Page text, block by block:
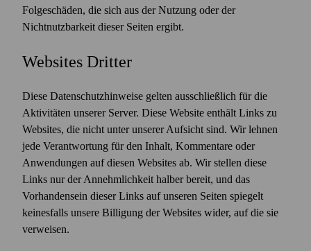
Folgeschäden, die sich aus der Nutzung oder der
Nichtnutzbarkeit dieser Seiten ergibt.
Web­sites Dritter
Diese Datenschutzhinweise gelten ausschließlich für die
Aktivitäten unserer Server. Diese Website enthält Links zu
Websites, die nicht unter unserer Aufsicht sind. Wir lehnen
jede Verantwortung für den Inhalt, Kommentare oder
Anwendungen auf diesen Websites ab. Wir stellen diese
Links nur der Annehmlichkeit halber bereit, und das
Vorhandensein dieser Links auf unseren Seiten spiegelt
keinesfalls unsere Billigung der Websites wider, auf die sie
verweisen.